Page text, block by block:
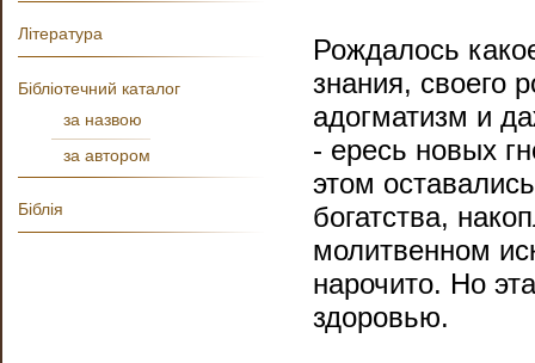
Рождалось
знания, своего
адогматизм и
- ересь новых
этом
богатства,
молитвенном
нарочито. Но
здоровью.
Література
Бібліотечний каталог
за назвою
за автором
Біблія